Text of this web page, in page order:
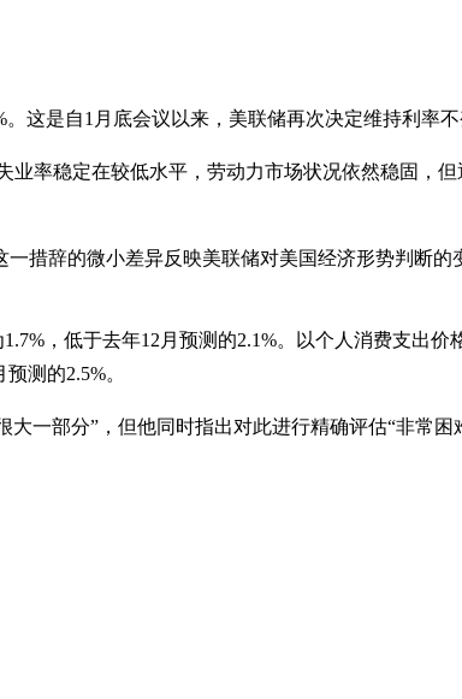
这是自1月底会议以来，美联储再次决定维持利率不
率稳定在较低水平，劳动力市场状况依然稳固，
措辞的微小差异反映美联储对美国经济形势判断的
，低于去年12月预测的2.1%。以个人消费支出价
测的2.5%。
一部分”，但他同时指出对此进行精确评估“非常